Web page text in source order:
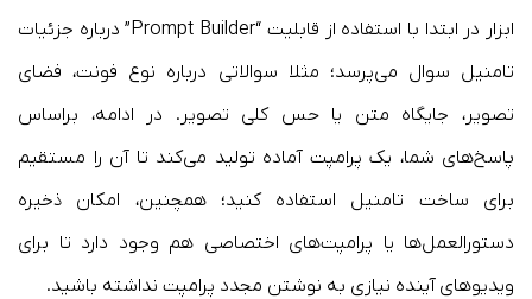
ابزار در ابتدا با استفاده از قابلیت “Prompt Builder” درباره جزئیات
تامنیل سوال می‌پرسد؛ مثلا سوالاتی درباره نوع فونت، فضای
تصویر، جایگاه متن یا حس کلی تصویر. در ادامه، براساس
پاسخ‌های شما، یک پرامپت آماده تولید می‌کند تا آن را مستقیم
برای ساخت تامنیل استفاده کنید؛ همچنین، امکان ذخیره
دستورالعمل‌ها یا پرامپت‌های اختصاصی هم وجود دارد تا برای
ویدیوهای آینده نیازی به نوشتن مجدد پرامپت نداشته باشید.